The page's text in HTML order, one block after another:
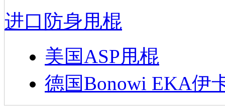
进口防身甩棍
美国ASP甩棍
德国Bonowi EKA伊